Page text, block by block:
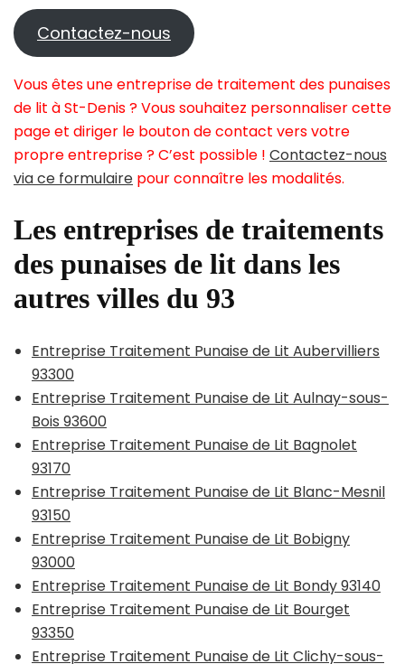
Contactez-nous
Vous êtes une entreprise de traitement des punaises
de lit à St-Denis ? Vous souhaitez personnaliser cette
page et diriger le bouton de contact vers votre
propre entreprise ? C’est possible ! Contactez-nous
via ce formulaire pour connaître les modalités.
Les entreprises de traitements
des punaises de lit dans les
autres villes du 93
Entreprise Traitement Punaise de Lit Aubervilliers
93300
Entreprise Traitement Punaise de Lit Aulnay-sous-
Bois 93600
Entreprise Traitement Punaise de Lit Bagnolet
93170
Entreprise Traitement Punaise de Lit Blanc-Mesnil
93150
Entreprise Traitement Punaise de Lit Bobigny
93000
Entreprise Traitement Punaise de Lit Bondy 93140
Entreprise Traitement Punaise de Lit Bourget
93350
Entreprise Traitement Punaise de Lit Clichy-sous-